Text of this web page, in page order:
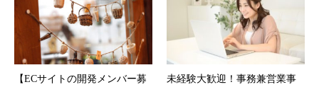
【ECサイトの開発メンバー募
未経験大歓迎！事務兼営業事